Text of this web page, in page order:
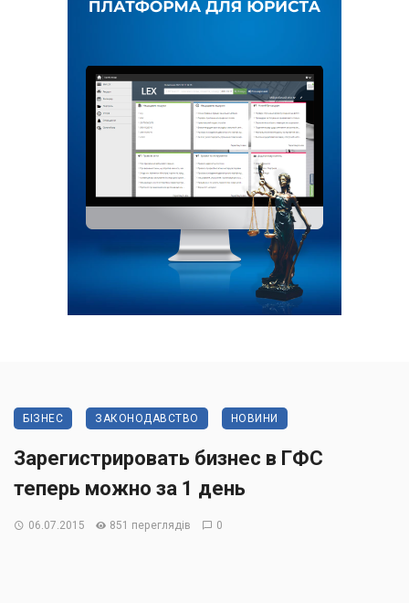
БІЗНЕС ЗАКОНОДАВСТВО НОВИНИ
Зарегистрировать бизнес в ГФС
теперь можно за 1 день
06.07.2015 851 переглядів 0